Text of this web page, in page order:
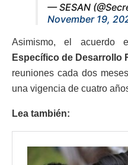
— SESAN
November 19,
Asimismo, el acuerdo
Específico de Desarrollo
reuniones cada dos
una vigencia de cuatro
Lea también: